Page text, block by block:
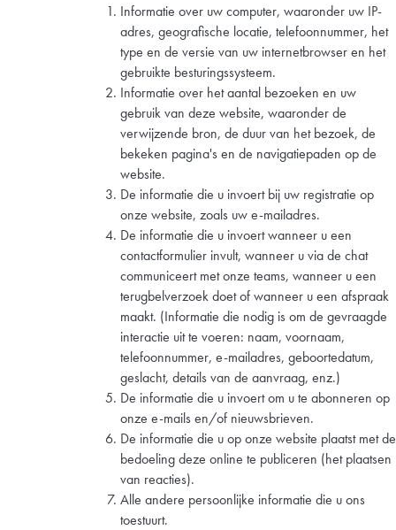
Informatie over uw computer, waaronder uw IP-
adres, geografische locatie, telefoonnummer, het
type en de versie van uw internetbrowser en het
gebruikte besturingssysteem.
Informatie over het aantal bezoeken en uw
gebruik van deze website, waaronder de
verwijzende bron, de duur van het bezoek, de
bekeken pagina's en de navigatiepaden op de
website.
De informatie die u invoert bij uw registratie op
onze website, zoals uw e-mailadres.
De informatie die u invoert wanneer u een
contactformulier invult, wanneer u via de chat
communiceert met onze teams, wanneer u een
terugbelverzoek doet of wanneer u een afspraak
maakt. (Informatie die nodig is om de gevraagde
interactie uit te voeren: naam, voornaam,
telefoonnummer, e-mailadres, geboortedatum,
geslacht, details van de aanvraag, enz.)
De informatie die u invoert om u te abonneren op
onze e-mails en/of nieuwsbrieven.
De informatie die u op onze website plaatst met de
bedoeling deze online te publiceren (het plaatsen
van reacties).
Alle andere persoonlijke informatie die u ons
toestuurt.